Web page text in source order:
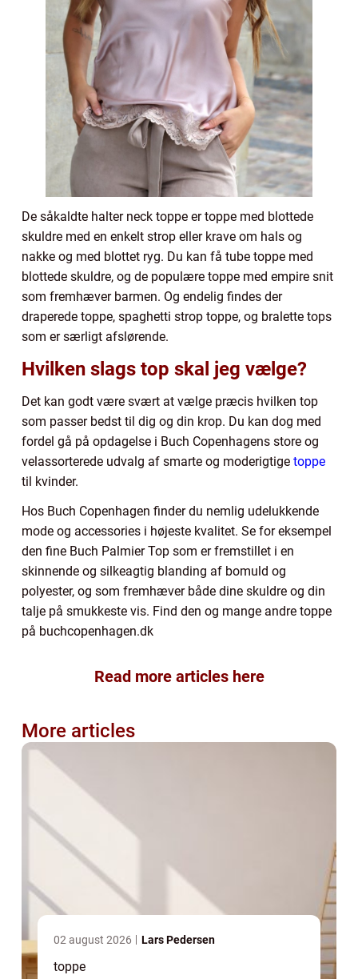
De såkaldte halter neck toppe er toppe med blottede
skuldre med en enkelt strop eller krave om hals og
nakke og med blottet ryg. Du kan få tube toppe med
blottede skuldre, og de populære toppe med empire snit
som fremhæver barmen. Og endelig findes der
draperede toppe, spaghetti strop toppe, og bralette tops
som er særligt afslørende.
Hvilken slags top skal jeg vælge?
Det kan godt være svært at vælge præcis hvilken top
som passer bedst til dig og din krop. Du kan dog med
fordel gå på opdagelse i Buch Copenhagens store og
velassorterede udvalg af smarte og moderigtige toppe
til kvinder.
Hos Buch Copenhagen finder du nemlig udelukkende
mode og accessories i højeste kvalitet. Se for eksempel
den fine Buch Palmier Top som er fremstillet i en
skinnende og silkeagtig blanding af bomuld og
polyester, og som fremhæver både dine skuldre og din
talje på smukkeste vis. Find den og mange andre toppe
på buchcopenhagen.dk
Read more articles here
More articles
02 august 2026 Lars Pedersen
toppe